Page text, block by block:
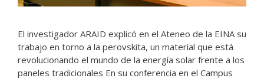
El investigador ARAID explicó en el Ateneo de la EINA su
trabajo en torno a la perovskita, un material que está
revolucionando el mundo de la energía solar frente a los
paneles tradicionales En su conferencia en el Campus